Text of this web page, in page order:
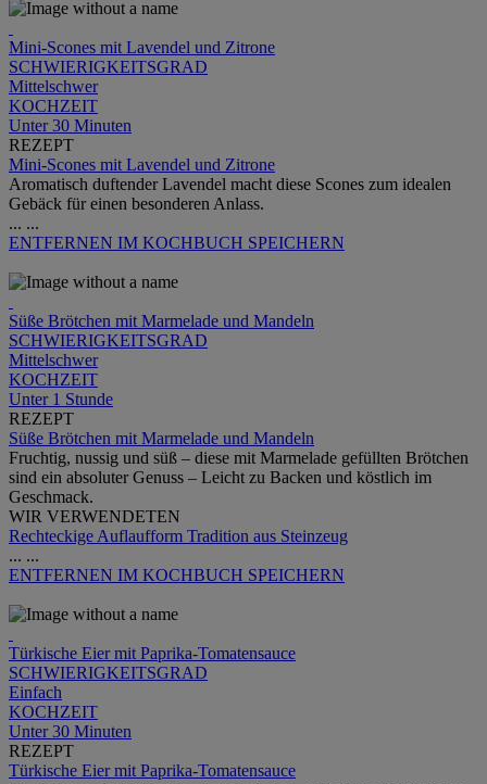
Mini-Scones mit Lavendel und Zitrone
SCHWIERIGKEITSGRAD
Mittelschwer
KOCHZEIT
Unter 30 Minuten
REZEPT
Mini-Scones mit Lavendel und Zitrone
Aromatisch duftender Lavendel macht diese Scones zum idealen
Gebäck für einen besonderen Anlass.
... ...
ENTFERNEN IM KOCHBUCH SPEICHERN
Süße Brötchen mit Marmelade und Mandeln
SCHWIERIGKEITSGRAD
Mittelschwer
KOCHZEIT
Unter 1 Stunde
REZEPT
Süße Brötchen mit Marmelade und Mandeln
Fruchtig, nussig und süß – diese mit Marmelade gefüllten Brötchen
sind ein absoluter Genuss – Leicht zu Backen und köstlich im
Geschmack.
WIR VERWENDETEN
Rechteckige Auflaufform Tradition aus Steinzeug
... ...
ENTFERNEN IM KOCHBUCH SPEICHERN
Türkische Eier mit Paprika-Tomatensauce
SCHWIERIGKEITSGRAD
Einfach
KOCHZEIT
Unter 30 Minuten
REZEPT
Türkische Eier mit Paprika-Tomatensauce